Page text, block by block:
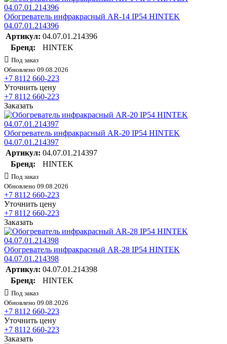
Обогреватель инфракрасный AR-14 IP54 HINTEK
04.07.01.214396
Артикул: 04.07.01.214396
Бренд:
HINTEK
Под заказ
Обновлено 09.08.2026
+7 8112 660-223
Уточнить цену
+7 8112 660-223
Заказать
Обогреватель инфракрасный AR-20 IP54 HINTEK
04.07.01.214397
Артикул: 04.07.01.214397
Бренд:
HINTEK
Под заказ
Обновлено 09.08.2026
+7 8112 660-223
Уточнить цену
+7 8112 660-223
Заказать
Обогреватель инфракрасный AR-28 IP54 HINTEK
04.07.01.214398
Артикул: 04.07.01.214398
Бренд:
HINTEK
Под заказ
Обновлено 09.08.2026
+7 8112 660-223
Уточнить цену
+7 8112 660-223
Заказать